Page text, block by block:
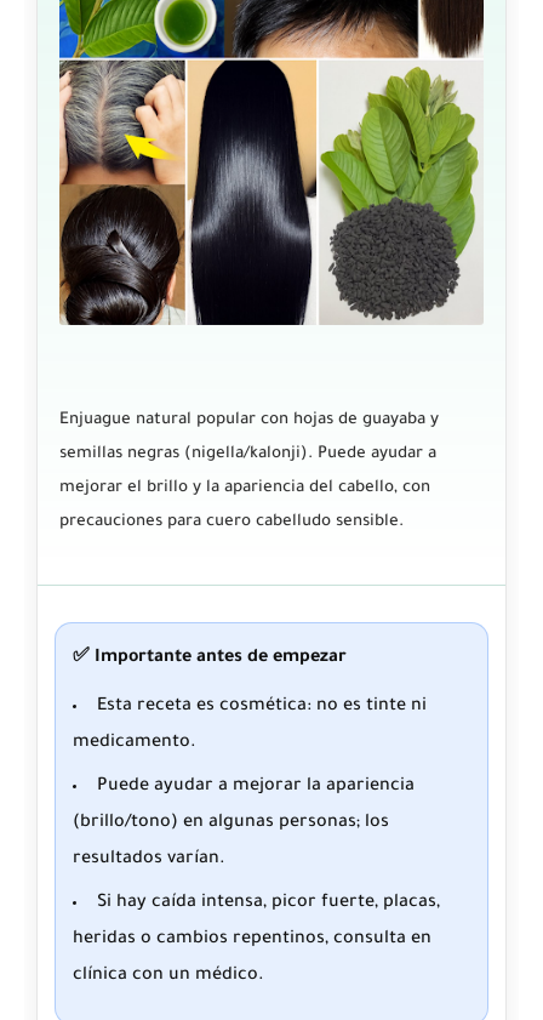
Enjuague natural popular con hojas de guayaba y
semillas negras (nigella/kalonji). Puede ayudar a
mejorar el brillo y la apariencia del cabello, con
precauciones para cuero cabelludo sensible.
✅ Importante antes de empezar
Esta receta es cosmética: no es tinte ni
medicamento.
Puede ayudar a mejorar la apariencia
(brillo/tono) en algunas personas; los
resultados varían.
Si hay caída intensa, picor fuerte, placas,
heridas o cambios repentinos, consulta en
clínica con un médico.